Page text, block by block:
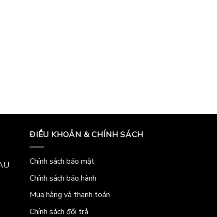
ĐIỀU KHOẢN & CHÍNH SÁCH
Chính sách bảo mật
Chính sách bảo hành
Mua hàng và thanh toán
Chính sách đổi trả